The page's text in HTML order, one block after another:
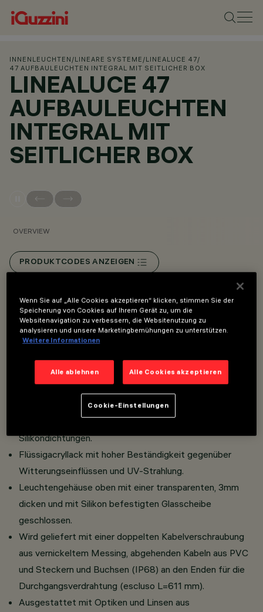
INNENLEUCHTEN /LINEARE SYSTEME /LINEALUCE 47/
47 AUFBAULEUCHTEN INTEGRAL MIT SEITLICHER BOX
LINEALUCE 47
AUFBAULEUCHTEN
INTEGRAL MIT
SEITLICHER BOX
OVERVIEW
PRODUKTCODES ANZEIGEN
Overview
Direktlichtleuchte für den Einsatz von monochromen,
Bestehend aus Gehäuse mit Seitengehäuse für On/Off,
Korpus aus extrudiertem Aluminium und bündige
Endkappen aus Zamak-Druckguss inklusive
Silikondichtungen.
Flüssigacryllack mit hoher Beständigkeit gegenüber
Witterungseinflüssen und UV-Strahlung.
Leuchtengehäuse oben mit einer transparenten, 3mm
dicken und mit Silikon befestigten Glasscheibe
geschlossen.
Wird geliefert mit einer doppelten Kabelverschraubung
aus vernickeltem Messing, abgehenden Kabeln aus PVC
und Steckern und Buchsen (IP68) an den Enden für die
Durchgangsverdrahtung (escluso L=611 mm).
Ausgestattet mit Optiken und Linsen aus
Wenn Sie auf „Alle Cookies akzeptieren“ klicken, stimmen Sie der
Speicherung von Cookies auf Ihrem Gerät zu, um die
Websitenavigation zu verbessern, die Websitenutzung zu
analysieren und unsere Marketingbemühungen zu unterstützen.
Weitere Informationen
Alle ablehnen Alle Cookies akzeptieren
Cookie-Einstellungen